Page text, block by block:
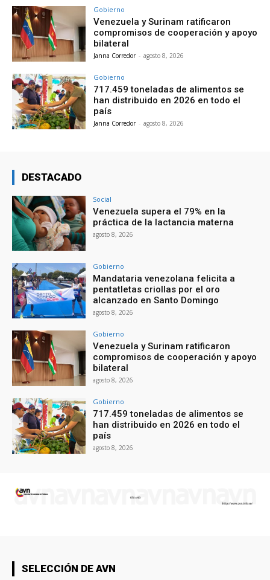
Gobierno
Venezuela y Surinam ratificaron
compromisos de cooperación y apoyo
bilateral
Janna Corredor - agosto 8, 2026
Gobierno
717.459 toneladas de alimentos se
han distribuido en 2026 en todo el
país
Janna Corredor - agosto 8, 2026
DESTACADO
Social
Venezuela supera el 79% en la
práctica de la lactancia materna
agosto 8, 2026
Gobierno
Mandataria venezolana felicita a
pentatletas criollas por el oro
alcanzado en Santo Domingo
agosto 8, 2026
Gobierno
Venezuela y Surinam ratificaron
compromisos de cooperación y apoyo
bilateral
agosto 8, 2026
Gobierno
717.459 toneladas de alimentos se
han distribuido en 2026 en todo el
país
agosto 8, 2026
SELECCIÓN DE AVN